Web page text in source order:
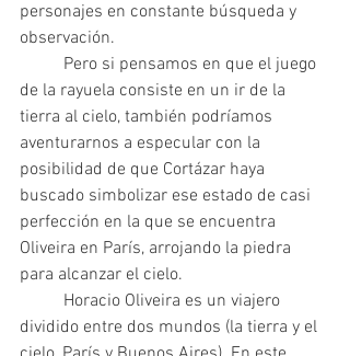
personajes en constante búsqueda y
observación.
de la rayuela consiste en un ir de la
tierra al cielo, también podríamos
aventurarnos a especular con la
posibilidad de que Cortázar haya
buscado simbolizar ese estado de casi
perfección en la que se encuentra
Oliveira en París, arrojando la piedra
para alcanzar el cielo.
dividido entre dos mundos (la tierra y el